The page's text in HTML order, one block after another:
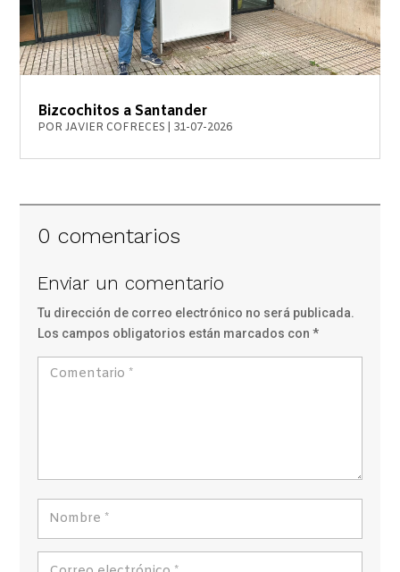
Bizcochitos a Santander
PORJAVIER COFRECES 31-07-2026
0 comentarios
Enviar un comentario
Tu dirección de correo electrónico no será publicada.
Los campos obligatorios están marcados con*